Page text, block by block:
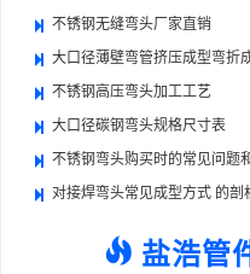
不锈钢无缝弯头厂家直销
大口径薄壁弯管挤压成型弯折
不锈钢高压弯头加工工艺
大口径碳钢弯头规格尺寸表
不锈钢弯头购买时的常见问题
对接焊弯头常见成型方式 的剖
盐浩管